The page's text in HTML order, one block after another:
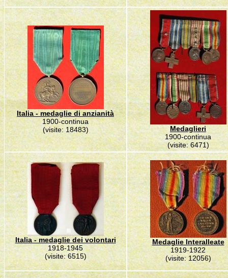
Italia - medaglie di anzianità
1900-continua
(visite: 18483)
Medaglieri
1900-continua
(visite: 6471)
Italia - medaglie dei volontari
1918-1945
(visite: 6515)
Medaglie Interalleate
1919-1922
(visite: 12056)